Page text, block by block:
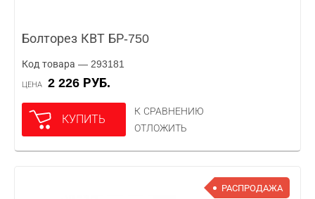
Болторез КВТ БР-750
Код товара — 293181
ЦЕНА 2 226 РУБ.
КУПИТЬ
К СРАВНЕНИЮ
ОТЛОЖИТЬ
РАСПРОДАЖА